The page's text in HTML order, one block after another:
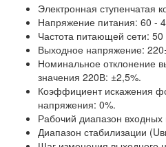
Электронная ступенчатая
Напряжение питания: 60 -
Частота питающей сети: 50
Выходное напряжение:
Номинальное отклонение
значения 220В: ±2,5%.
Коэффициент искажения
напряжения: 0%.
Рабочий диапазон
Диапазон стабилизации